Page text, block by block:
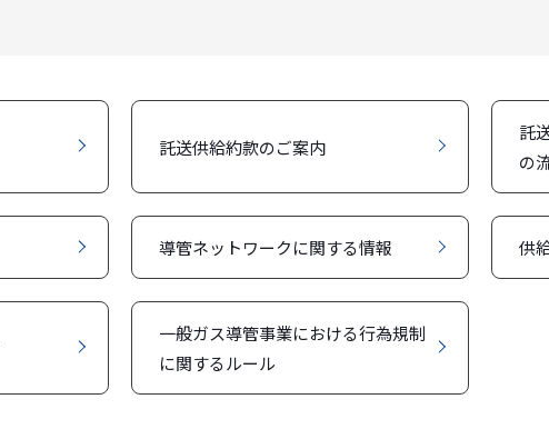
託送供給約款のご案内
託
の
導管ネットワークに関する情報 供
一般ガス導管事業における行為規制
に関するルール